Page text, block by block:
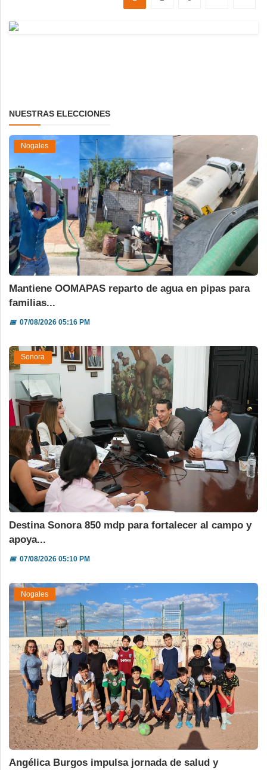
NUESTRAS ELECCIONES
Nogales
Mantiene OOMAPAS reparto de agua en pipas para
familias...
📅07/08/2026 05:16 PM
Sonora
Destina Sonora 850 mdp para fortalecer al campo y
apoya...
📅07/08/2026 05:10 PM
Nogales
Angélica Burgos impulsa jornada de salud y